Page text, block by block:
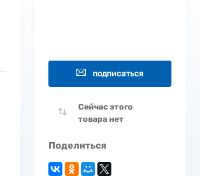
подписаться
Сейчас этого
товара нет
Поделиться